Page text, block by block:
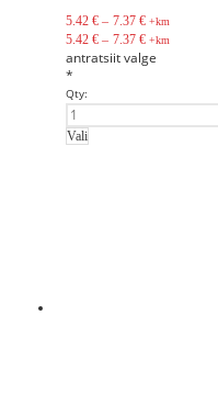
5.42€ – 7.37 € +km
5.42€ – 7.37 € +km
antratsiitvalge
*
Qty:
Vali